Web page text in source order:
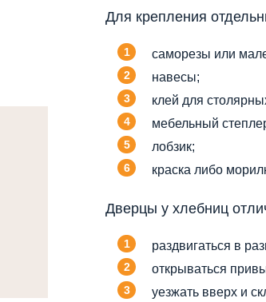
Для крепления
саморезы или
навесы;
клей для
мебельный
лобзик;
краска либо
Дверцы у хлебниц
раздвигаться в
открываться
уезжать вверх и